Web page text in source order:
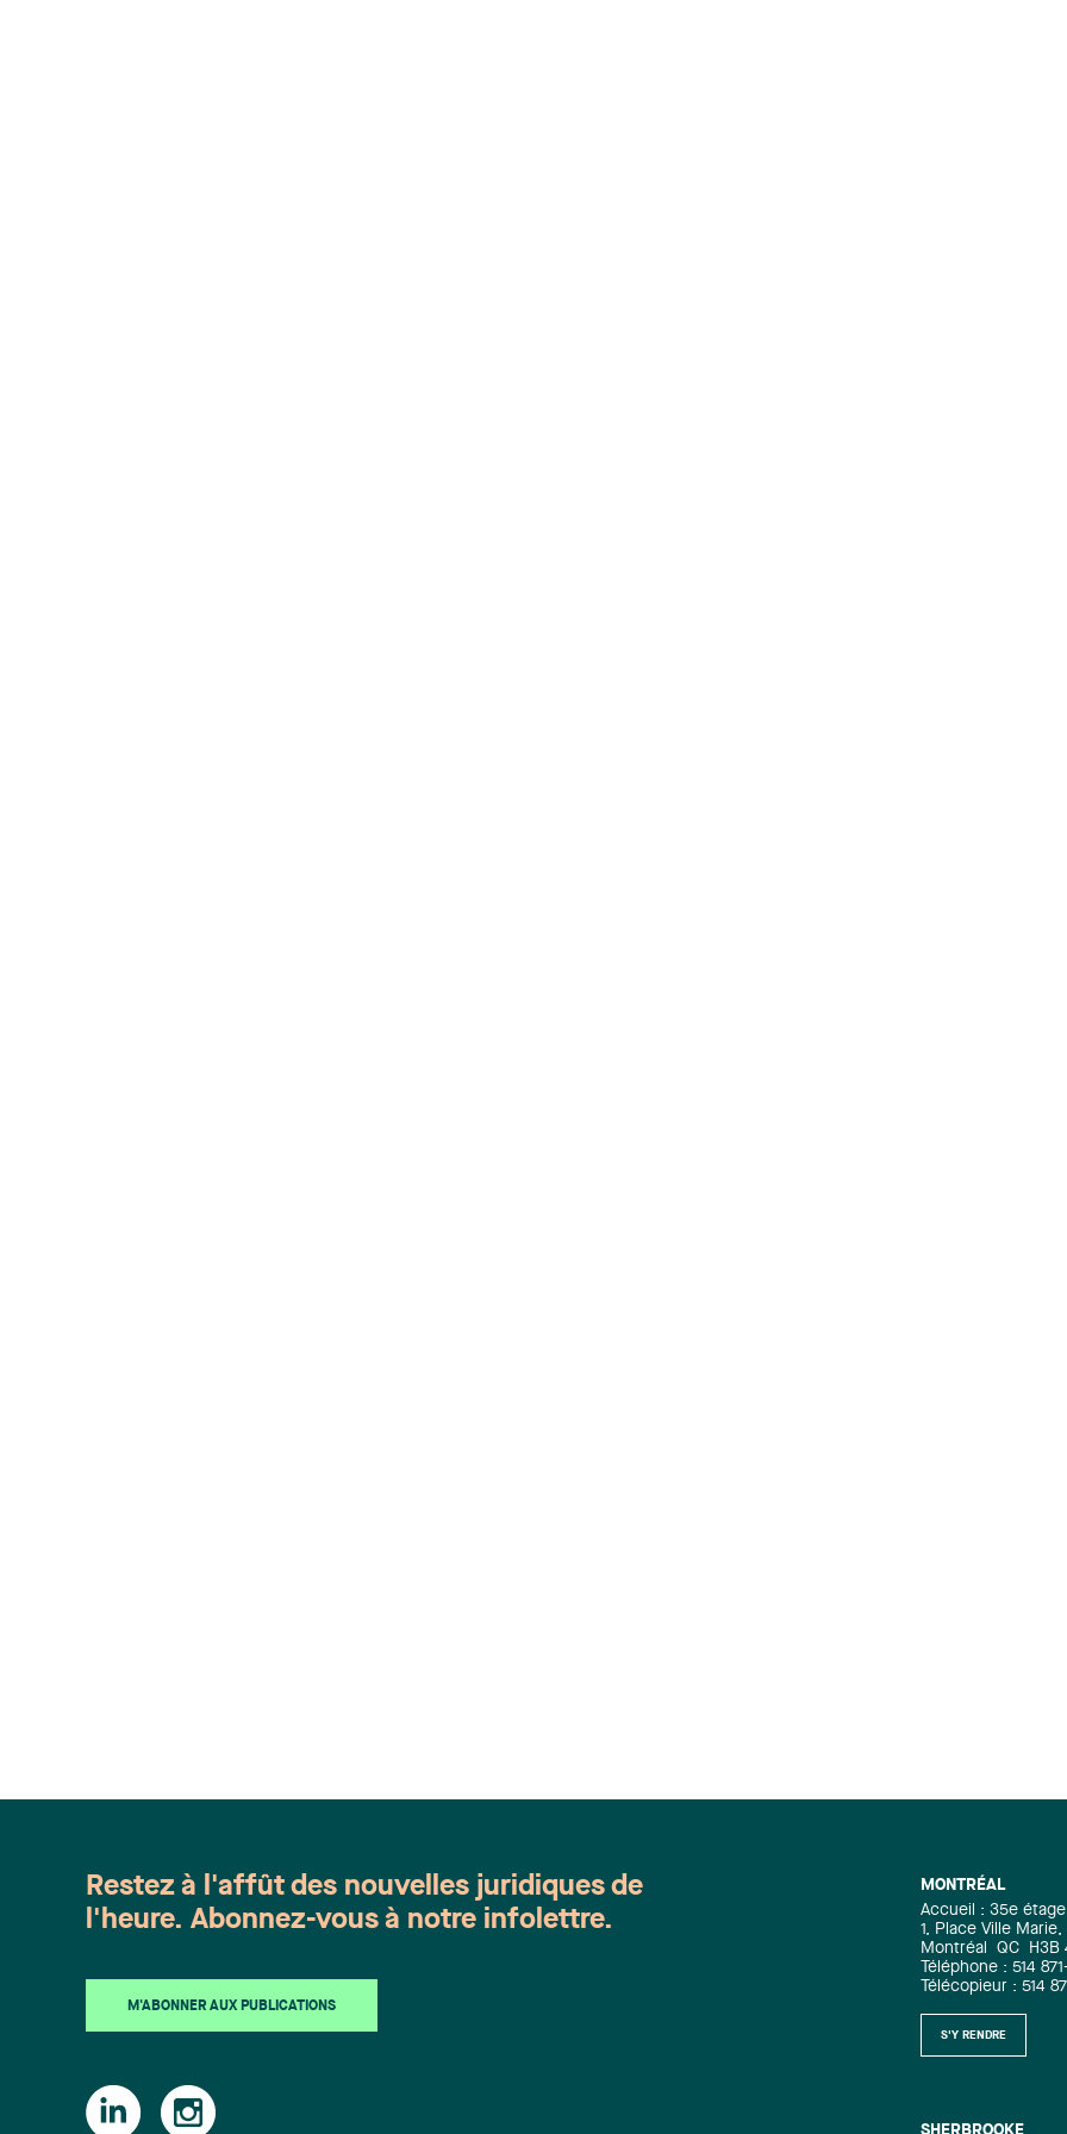
MONTRÉAL
Accueil : 35e étage
1, Place Ville
Montréal
QC
H3B
Téléphone : 514
Télécopieur : 514
S'Y RENDRE
SHERBROOKE
Restez à l'affût des nouvelles juridiques de
l'heure. Abonnez-vous à notre infolettre.
M'ABONNER AUX PUBLICATIONS